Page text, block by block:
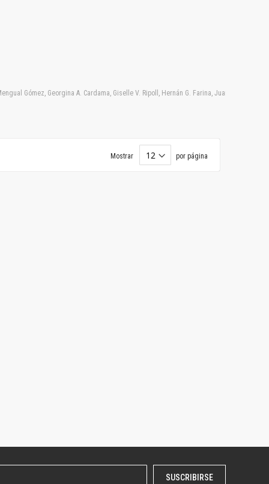
Gómez, Georgina A. Cardama, Giselle V. Ripoll, Hernán G. Farina, Juan Garona,
Mostrar por página
SUSCRIBIRSE